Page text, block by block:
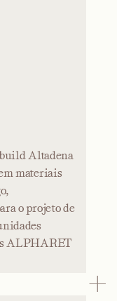
Altadena
materiais
o projeto de
ALPHARET